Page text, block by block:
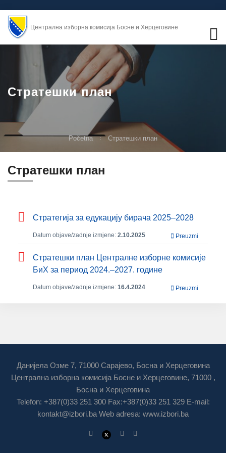
Централна изборна комисија Босне и Херцеговине
Стратешки план
Početna Стратешки план
Стратешки план
Стратегија за едукацију бирача 2025–2028
Datum objave/zadnje izmjene: 2.10.2025 Preuzmi
Стратешки план Централне изборне комисије
БиХ за период 2024.‒2027. године
Datum objave/zadnje izmjene: 16.4.2024 Preuzmi
Данијела Озме 7, 71000 Сарајево, Босна и Херцеговина
Централна изборна комисија Босне и Херцеговине, 71000 ,
Босна и Херцеговина
Telefon: +387(0)33 251 300 Fax:+387(0)33 251 329 E-mail:
kontakt@izbori.ba Web adresa: www.izbori.ba